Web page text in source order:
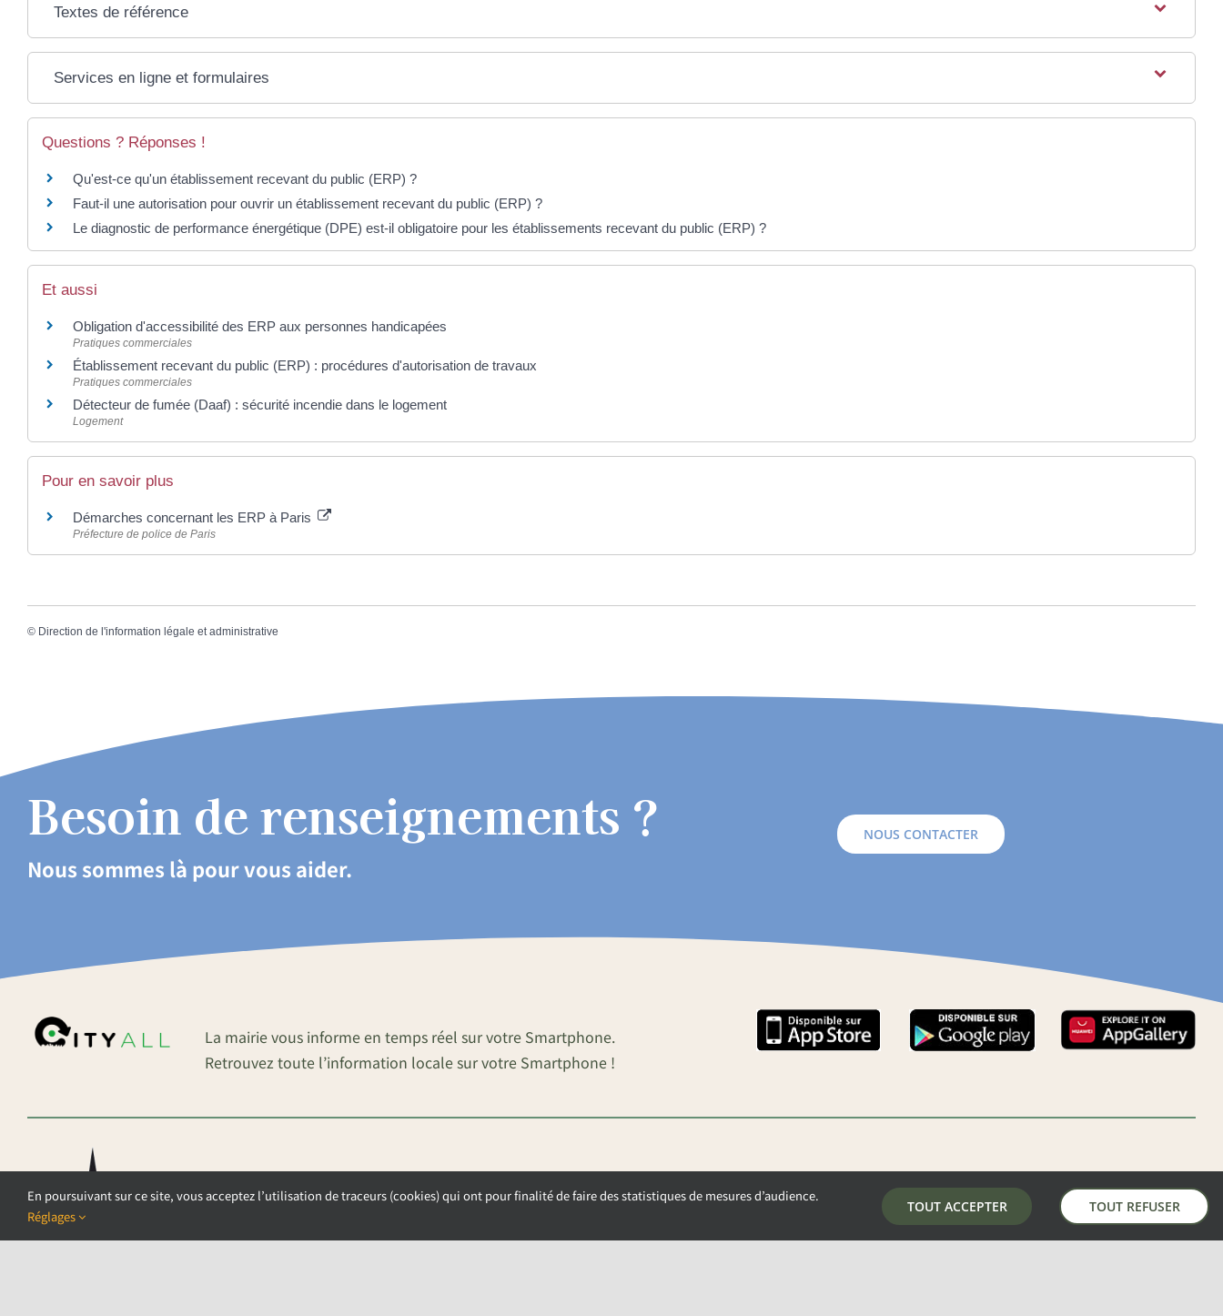
Textes de référence
Services en ligne et formulaires
Questions ? Réponses !
Qu'est-ce qu'un établissement recevant du public (ERP) ?
Faut-il une autorisation pour ouvrir un établissement recevant du public (ERP) ?
Le diagnostic de performance énergétique (DPE) est-il obligatoire pour les établissements recevant du public (ERP) ?
Et aussi
Obligation d'accessibilité des ERP aux personnes handicapées
Pratiques commerciales
Établissement recevant du public (ERP) : procédures d'autorisation de travaux
Pratiques commerciales
Détecteur de fumée (Daaf) : sécurité incendie dans le logement
Logement
Pour en savoir plus
Démarches concernant les ERP à Paris
Préfecture de police de Paris
© Direction de l'information légale et administrative
Besoin de renseignements ?
Nous sommes là pour vous aider.
NOUS CONTACTER
La mairie vous informe en temps réel sur votre Smartphone.
Retrouvez toute l’information locale sur votre Smartphone !
OUVERTURE DE LA MAIRIE LA MAIRIE DE AUNAY-SOUS-AUNEAU
5 place de la mairie, 28700 Aunay-Sous-Auneau
En poursuivant sur ce site, vous acceptez l’utilisation de traceurs (cookies) qui ont pour finalité de faire des statistiques de mesures d’audience.
Réglages
TOUT ACCEPTER TOUT REFUSER